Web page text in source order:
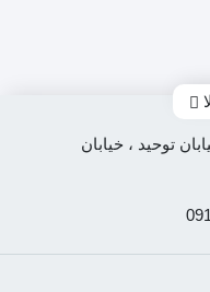
توحید ، خیابان